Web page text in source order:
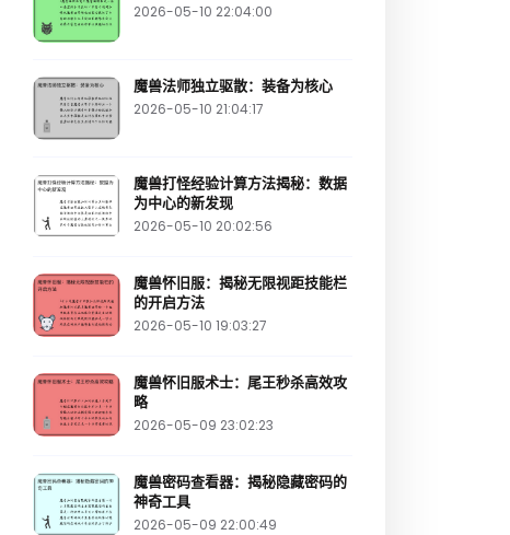
2026-05-10 22:04:00
魔兽法师独立驱散：装备为核心
2026-05-10 21:04:17
魔兽打怪经验计算方法揭秘：数据
为中心的新发现
2026-05-10 20:02:56
魔兽怀旧服：揭秘无限视距技能栏
的开启方法
2026-05-10 19:03:27
魔兽怀旧服术士：尾王秒杀高效攻
略
2026-05-09 23:02:23
魔兽密码查看器：揭秘隐藏密码的
神奇工具
2026-05-09 22:00:49